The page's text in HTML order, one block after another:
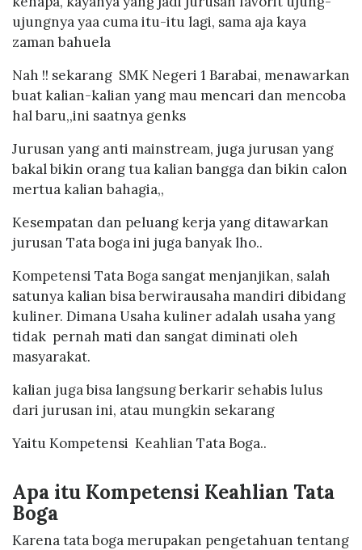
ujungnya yaa cuma itu-itu lagi, sama aja kaya
zaman bahuela
Nah !! sekarang SMK Negeri 1 Barabai, menawarkan
buat kalian-kalian yang mau mencari dan mencoba
hal baru,,ini saatnya genks
Jurusan yang anti mainstream, juga jurusan yang
bakal bikin orang tua kalian bangga dan bikin calon
mertua kalian bahagia,,
Kesempatan dan peluang kerja yang ditawarkan
jurusan Tata boga ini juga banyak lho..
Kompetensi Tata Boga sangat menjanjikan, salah
satunya kalian bisa berwirausaha mandiri dibidang
kuliner. Dimana Usaha kuliner adalah usaha yang
tidak pernah mati dan sangat diminati oleh
masyarakat.
kalian juga bisa langsung berkarir sehabis lulus
dari jurusan ini, atau mungkin sekarang
Yaitu Kompetensi Keahlian Tata Boga..
Apa itu Kompetensi Keahlian Tata
Boga
Karena tata boga merupakan pengetahuan tentang